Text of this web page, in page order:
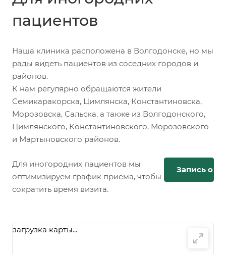
пациентов
Наша клиника расположена в Волгодонске, но мы
рады видеть пациентов из соседних городов и
районов.
К нам регулярно обращаются жители
Семикаракорска, Цимлянска, Константиновска,
Морозовска, Сальска, а также из Волгодонского,
Цимлянского, Константиновского, Морозовского
и Мартыновского районов.
Для иногородних пациентов мы
оптимизируем график приёма, чтобы
сократить время визита.
Запись
загрузка карты...